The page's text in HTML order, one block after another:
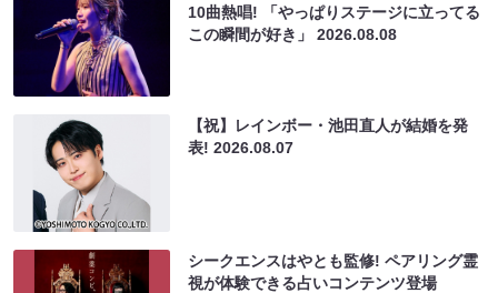
10曲熱唱! 「やっぱりステージに立ってる
この瞬間が好き」2026.08.08
【祝】レインボー・池田直人が結婚を発
表!2026.08.07
シークエンスはやとも監修! ペアリング霊
視が体験できる占いコンテンツ登場